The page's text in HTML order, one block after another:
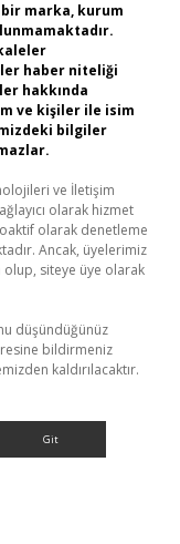
marka, kurum
haber niteliği
hakkında
ve kişiler ile isim
bilgiler
ve İletişim
olarak hizmet
olarak denetleme
Ancak, üyelerimiz
olup, siteye üye olarak
düşündüğünüz
bildirmeniz
kaldırılacaktır.